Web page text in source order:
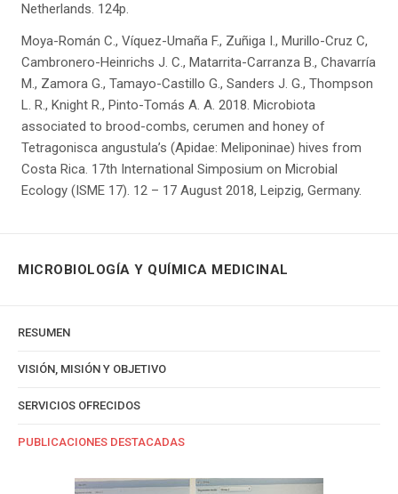
Netherlands. 124p.
Moya-Román C., Víquez-Umaña F., Zuñiga I., Murillo-Cruz C,
Cambronero-Heinrichs J. C., Matarrita-Carranza B., Chavarría
M., Zamora G., Tamayo-Castillo G., Sanders J. G., Thompson
L. R., Knight R., Pinto-Tomás A. A. 2018. Microbiota
associated to brood-combs, cerumen and honey of
Tetragonisca angustula’s (Apidae: Meliponinae) hives from
Costa Rica. 17th International Simposium on Microbial
Ecology (ISME 17). 12 – 17 August 2018, Leipzig, Germany.
MICROBIOLOGÍA Y QUÍMICA MEDICINAL
RESUMEN
VISIÓN, MISIÓN Y OBJETIVO
SERVICIOS OFRECIDOS
PUBLICACIONES DESTACADAS